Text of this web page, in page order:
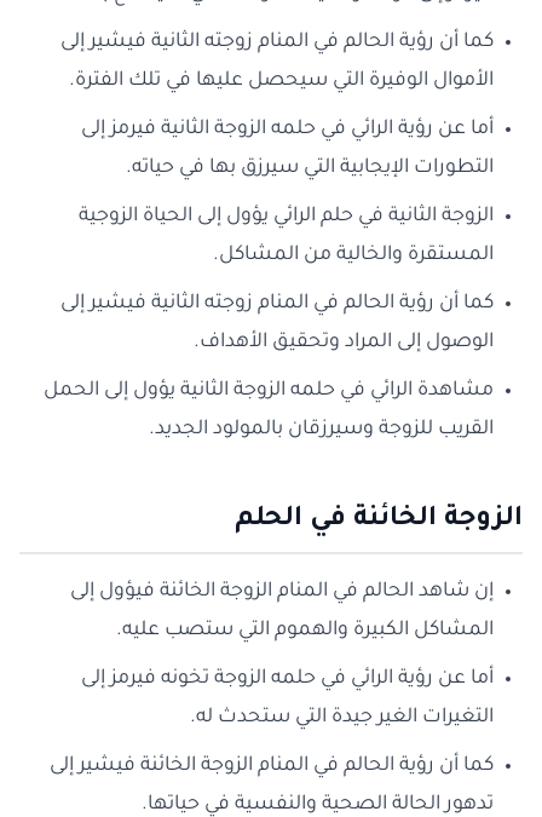
كما أن رؤية الحالم في المنام زوجته الثانية فيشير إلى
الأموال الوفيرة التي سيحصل عليها في تلك الفترة.
أما عن رؤية الرائي في حلمه الزوجة الثانية فيرمز إلى
التطورات الإيجابية التي سيرزق بها في حياته.
الزوجة الثانية في حلم الرائي يؤول إلى الحياة الزوجية
المستقرة والخالية من المشاكل.
كما أن رؤية الحالم في المنام زوجته الثانية فيشير إلى
الوصول إلى المراد وتحقيق الأهداف.
مشاهدة الرائي في حلمه الزوجة الثانية يؤول إلى الحمل
القريب للزوجة وسيرزقان بالمولود الجديد.
الزوجة الخائنة في الحلم
إن شاهد الحالم في المنام الزوجة الخائنة فيؤول إلى
المشاكل الكبيرة والهموم التي ستصب عليه.
أما عن رؤية الرائي في حلمه الزوجة تخونه فيرمز إلى
التغيرات الغير جيدة التي ستحدث له.
كما أن رؤية الحالم في المنام الزوجة الخائنة فيشير إلى
تدهور الحالة الصحية والنفسية في حياتها.